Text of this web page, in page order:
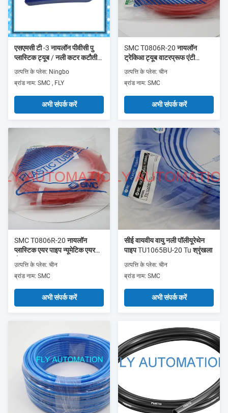
एसएमसी टी -3 नायलॉन पीवीसी पु
प्लास्टिक ट्यूब / नली ​​कटर कटौती
12mm करने के लिए
उत्पत्ति के प्लेस: Ningbo
ब्रांड नाम: SMC , FLY
अभी संपर्क करें
SMC T0806R-20 नायलॉन
ट्रेकिआ ट्यूब वाटरप्रूफ एंटी
करप्शन कम शोर
उत्पत्ति के प्लेस: चीन
ब्रांड नाम: SMC
अभी संपर्क करें
SMC T0806R-20 नायलॉन
प्लास्टिक एयर पाइप न्यूमेटिक एयर
होज़ वाटरप्रूफ
उत्पत्ति के प्लेस: चीन
ब्रांड नाम: SMC
अभी संपर्क करें
सीई वायवीय वायु नली पॉलीयूरेथेन
पाइप TU1065BU-20 Tu श्रृंखला
उत्पत्ति के प्लेस: चीन
ब्रांड नाम: SMC
अभी संपर्क करें